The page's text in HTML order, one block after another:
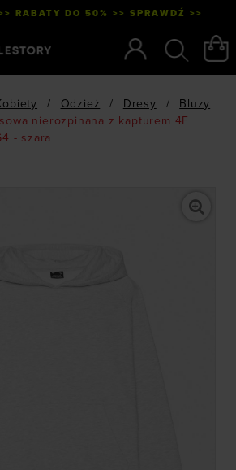
RABATY DO 50% >> SPRAWDŹ >>
/ Odzież / Dresy /
Bluzy
nierozpinana z kapturem 4F
- szara